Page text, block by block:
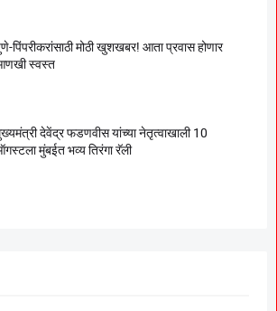
पिंपरीकरांसाठी मोठी खुशखबर! आता प्रवास होणार
स्वस्त
देवेंद्र फडणवीस यांच्या नेतृत्वाखाली 10
मुंबईत भव्य तिरंगा रॅली